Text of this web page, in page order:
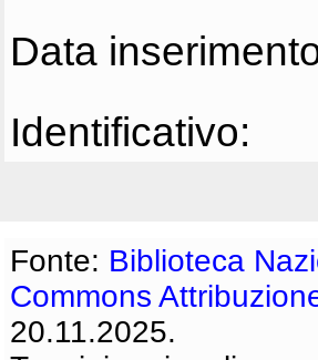
Data
Identificativo:
Fonte: Biblioteca
Commons
20.11.2025.